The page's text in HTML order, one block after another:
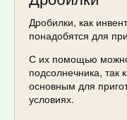
Дробилки, как
понадобятся для
С их помощью можно
подсолнечника, так
основным для
условиях.